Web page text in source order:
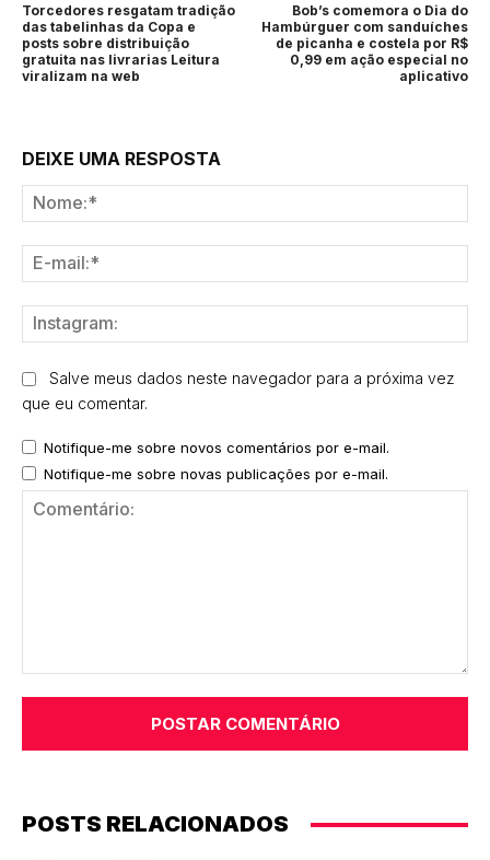
Torcedores resgatam tradição
das tabelinhas da Copa e
posts sobre distribuição
gratuita nas livrarias Leitura
viralizam na web
Bob’s comemora o Dia do
Hambúrguer com sanduíches
de picanha e costela por R$
0,99 em ação especial no
aplicativo
DEIXE UMA RESPOSTA
Salve meus dados neste navegador para a próxima vez
que eu comentar.
Notifique-me sobre novos comentários por e-mail.
Notifique-me sobre novas publicações por e-mail.
POSTS RELACIONADOS